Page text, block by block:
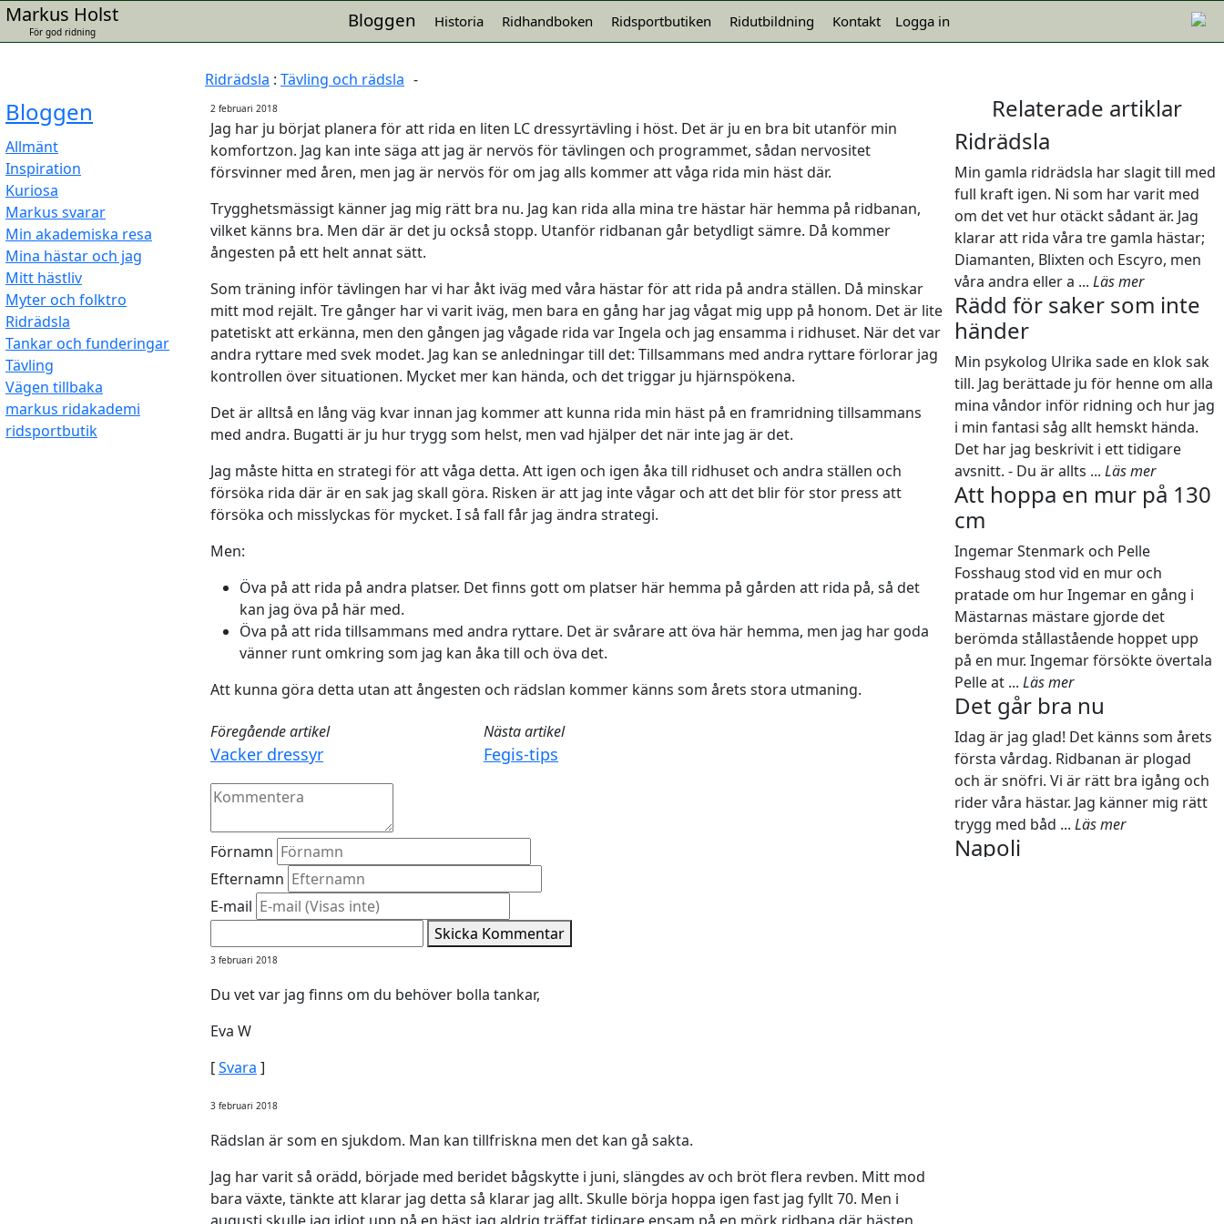
Markus Holst
För god ridning
Bloggen Historia Ridhandboken Ridsportbutiken Ridutbildning Kontakt Logga in
Ridrädsla : Tävling och rädsla -
Bloggen
Allmänt
Inspiration
Kuriosa
Markus svarar
Min akademiska resa
Mina hästar och jag
Mitt hästliv
Myter och folktro
Ridrädsla
Tankar och funderingar
Tävling
Vägen tillbaka
markus ridakademi
ridsportbutik
2 februari 2018
Jag har ju börjat planera för att rida en liten LC dressyrtävling i höst. Det är ju en bra bit utanför min
komfortzon. Jag kan inte säga att jag är nervös för tävlingen och programmet, sådan nervositet
försvinner med åren, men jag är nervös för om jag alls kommer att våga rida min häst där.
Trygghetsmässigt känner jag mig rätt bra nu. Jag kan rida alla mina tre hästar här hemma på ridbanan,
vilket känns bra. Men där är det ju också stopp. Utanför ridbanan går betydligt sämre. Då kommer
ångesten på ett helt annat sätt.
Som träning inför tävlingen har vi har åkt iväg med våra hästar för att rida på andra ställen. Då minskar
mitt mod rejält. Tre gånger har vi varit iväg, men bara en gång har jag vågat mig upp på honom. Det är lite
patetiskt att erkänna, men den gången jag vågade rida var Ingela och jag ensamma i ridhuset. När det var
andra ryttare med svek modet. Jag kan se anledningar till det: Tillsammans med andra ryttare förlorar jag
kontrollen över situationen. Mycket mer kan hända, och det triggar ju hjärnspökena.
Det är alltså en lång väg kvar innan jag kommer att kunna rida min häst på en framridning tillsammans
med andra. Bugatti är ju hur trygg som helst, men vad hjälper det när inte jag är det.
Jag måste hitta en strategi för att våga detta. Att igen och igen åka till ridhuset och andra ställen och
försöka rida där är en sak jag skall göra. Risken är att jag inte vågar och att det blir för stor press att
försöka och misslyckas för mycket. I så fall får jag ändra strategi.
Men:
Öva på att rida på andra platser. Det finns gott om platser här hemma på gården att rida på, så det
kan jag öva på här med.
Öva på att rida tillsammans med andra ryttare. Det är svårare att öva här hemma, men jag har goda
vänner runt omkring som jag kan åka till och öva det.
Att kunna göra detta utan att ångesten och rädslan kommer känns som årets stora utmaning.
Föregående artikel
Vacker dressyr
Nästa artikel
Fegis-tips
Relaterade artiklar
Ridrädsla
Min gamla ridrädsla har slagit till med
full kraft igen. Ni som har varit med
om det vet hur otäckt sådant är. Jag
klarar att rida våra tre gamla hästar;
Diamanten, Blixten och Escyro, men
våra andra eller a ... Läs mer
Rädd för saker som inte
händer
Min psykolog Ulrika sade en klok sak
till. Jag berättade ju för henne om alla
mina våndor inför ridning och hur jag
i min fantasi såg allt hemskt hända.
Det har jag beskrivit i ett tidigare
avsnitt. - Du är allts ... Läs mer
Att hoppa en mur på 130
cm
Ingemar Stenmark och Pelle
Fosshaug stod vid en mur och
pratade om hur Ingemar en gång i
Mästarnas mästare gjorde det
berömda stållastående hoppet upp
på en mur. Ingemar försökte övertala
Pelle at ... Läs mer
Det går bra nu
Idag är jag glad! Det känns som årets
första vårdag. Ridbanan är plogad
och är snöfri. Vi är rätt bra igång och
rider våra hästar. Jag känner mig rätt
trygg med båd ... Läs mer
Napoli
Förnamn
Efternamn
E-mail
Skicka Kommentar
3 februari 2018
Du vet var jag finns om du behöver bolla tankar,
Eva W
[Svara ]
3 februari 2018
Rädslan är som en sjukdom. Man kan tillfriskna men det kan gå sakta.
Jag har varit så orädd, började med beridet bågskytte i juni, slängdes av och bröt flera revben. Mitt mod
bara växte, tänkte att klarar jag detta så klarar jag allt. Skulle börja hoppa igen fast jag fyllt 70. Men i